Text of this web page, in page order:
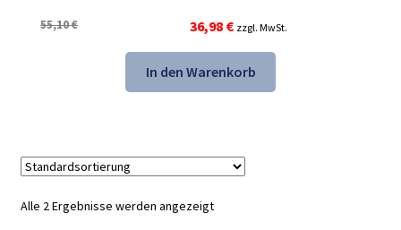
55,10€
Ursprünglicher
Preis
war:
55,10 €
36,98 €Aktueller
Preis
ist:
36,98 €.
zzgl. MwSt.
In den Warenkorb
Alle 2 Ergebnisse werden angezeigt